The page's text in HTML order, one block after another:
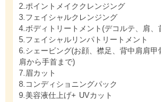
2.ポイントメイククレンジング
3.フェイシャルクレンジング
4.ボディトリートメント(デコルテ、肩、
5.フェイシャルリンパトリートメント
6.シェービング(お顔、襟足、背中肩肩
肩から手首まで)
7.眉カット
8.コンディショニングパック
9.美容液仕上げ+ UVカット